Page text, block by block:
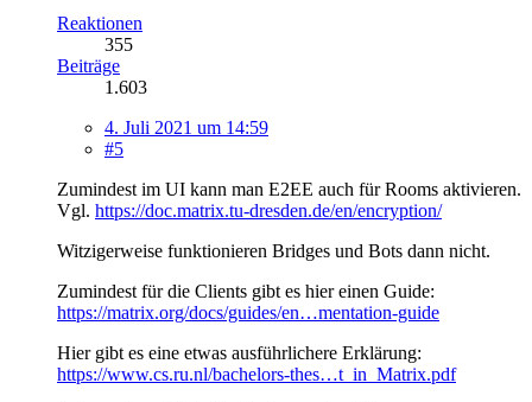
Reaktionen
355
Beiträge
1.603
4. Juli 2021 um 14:59
#5
Zumindest im UI kann man E2EE auch für Rooms aktivieren.
Vgl. https://doc.matrix.tu-dresden.de/en/encryption/
Witzigerweise funktionieren Bridges und Bots dann nicht.
Zumindest für die Clients gibt es hier einen Guide:
https://matrix.org/docs/guides/en…mentation-guide
Hier gibt es eine etwas ausführlichere Erklärung:
https://www.cs.ru.nl/bachelors-thes…t_in_Matrix.pdf